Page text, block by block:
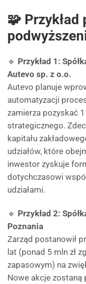
🧩
🔹 Przykład 1:
Autevo sp. z o.o.
Autevo planuje
automatyzacji
zamierza pozyskać
strategicznego.
kapitału
udziałów, które
inwestor zyskuje
dotychczasowi
udziałami.
🔹 Przykład 2:
Poznania
Zarząd postanowił
lat (ponad 5 mln zł
zapasowym) na
Nowe akcje zostaną